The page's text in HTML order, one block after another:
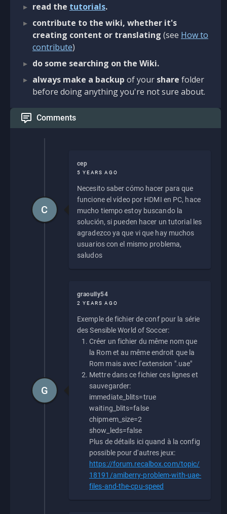
read the tutorials.
contribute to the wiki, whether it's
creating content or translating (see How to
contribute)
do some searching on the Wiki.
always make a backup of your share folder
before doing anything you're not sure about.
Comments
cep
5 YEARS AGO
Necesito saber cómo hacer para que
funcione el vídeo por HDMI en PC, hace
mucho tiempo estoy buscando la
solución, si pueden hacer un tutorial les
agradezco ya que vi que hay muchos
usuarios con el mismo problema,
saludos
C
graoully54
2 YEARS AGO
Exemple de fichier de conf pour la série
des Sensible World of Soccer:
Créer un fichier du même nom que
la Rom et au même endroit que la
Rom mais avec l'extension ".uae"
Mettre dans ce fichier ces lignes et
sauvegarder:
immediate_blits=true
waiting_blits=false
chipmem_size=2
show_leds=false
Plus de détails ici quand à la config
possible pour d'autres jeux:
https://forum.recalbox.com/topic/
18191/amiberry-problem-with-uae-
files-and-the-cpu-speed
G